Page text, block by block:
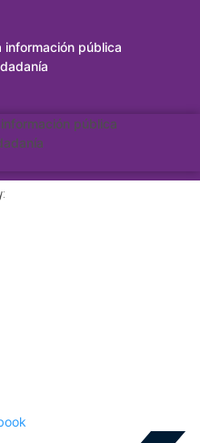
información pública
pública